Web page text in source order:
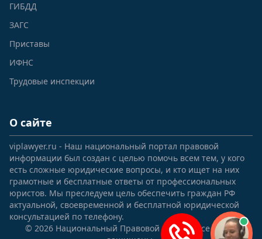
ГИБДД
ЗАГС
Приставы
ИФНС
Трудовые инспекции
О сайте
viplawyer.ru - Наш национальный портал правовой
информации был создан с целью помочь всем тем, у кого
есть сложные юридические вопросы, и кто ищет на них
грамотные и бесплатные ответы от профессиональных
юристов. Мы преследуем цель обеспечить граждан РФ
актуальной, своевременной и бесплатной юридической
консультацией по телефону.
© 2026 Национальный Правовой Портал. Все права